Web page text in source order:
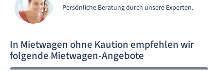
Persönliche Beratung durch unsere Experten.
In Mietwagen ohne Kaution empfehlen wir
folgende Mietwagen-Angebote